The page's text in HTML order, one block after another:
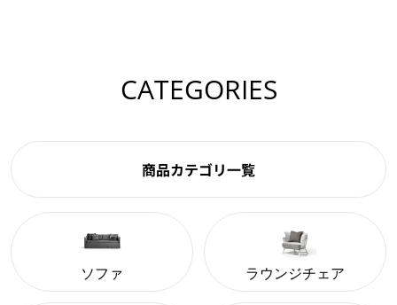
CATEGORIES
商品カテゴリ一覧
ソファ ラウンジチェア